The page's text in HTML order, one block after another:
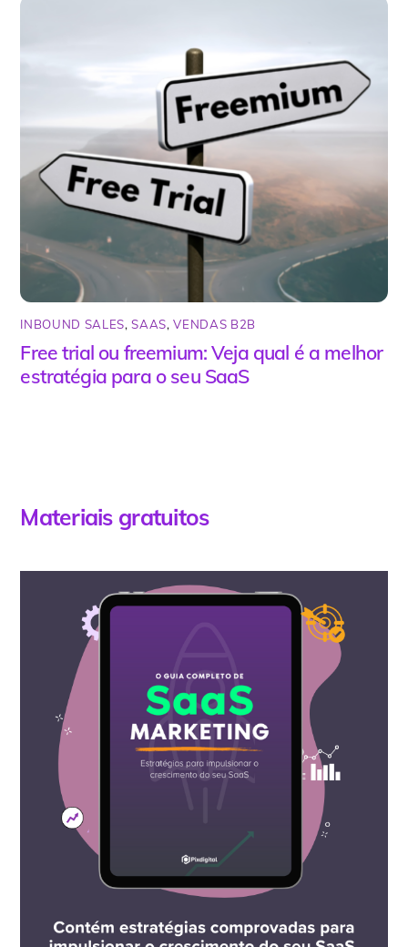
INBOUND SALES,SAAS,VENDAS B2B
Free trial ou freemium: Veja qual é a melhor
estratégia para o seu SaaS
Materiais gratuitos